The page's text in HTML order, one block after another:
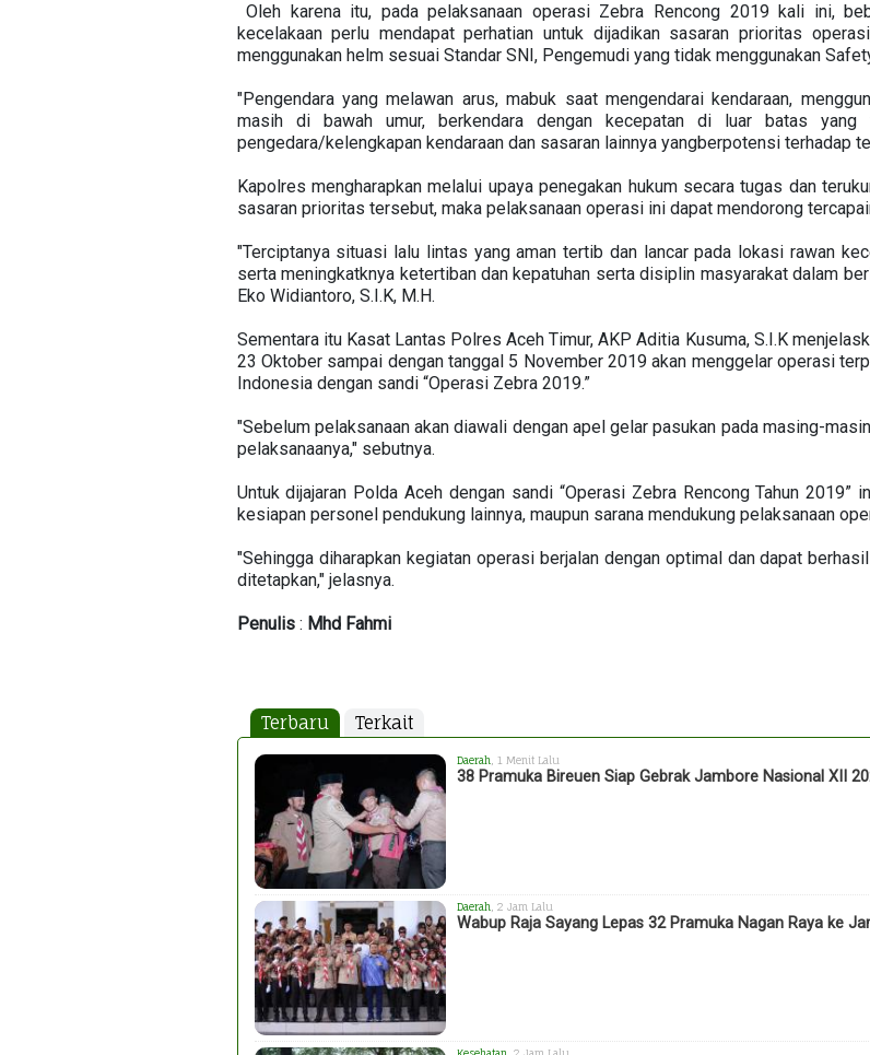
Oleh karena itu, pada pelaksanaan operasi Zebra Rencong 2019 kali ini,
kecelakaan perlu mendapat perhatian untuk dijadikan sasaran prioritas
menggunakan helm sesuai Standar SNI, Pengemudi yang tidak menggunakan
"Pengendara yang melawan arus, mabuk saat mengendarai kendaraan,
masih di bawah umur, berkendara dengan kecepatan di luar batas yang
pengedara/kelengkapan kendaraan dan sasaran lainnya yangberpotensi terhadap
Kapolres mengharapkan melalui upaya penegakan hukum secara tugas dan
sasaran prioritas tersebut, maka pelaksanaan operasi ini dapat mendorong
"Terciptanya situasi lalu lintas yang aman tertib dan lancar pada lokasi rawan
serta meningkatknya ketertiban dan kepatuhan serta disiplin masyarakat dalam
Eko Widiantoro, S.I.K, M.H.
Sementara itu Kasat Lantas Polres Aceh Timur, AKP Aditia Kusuma, S.I.K
23 Oktober sampai dengan tanggal 5 November 2019 akan menggelar operasi
Indonesia dengan sandi “Operasi Zebra 2019.”
"Sebelum pelaksanaan akan diawali dengan apel gelar pasukan pada masing-
pelaksanaanya," sebutnya.
Untuk dijajaran Polda Aceh dengan sandi “Operasi Zebra Rencong Tahun 2019”
kesiapan personel pendukung lainnya, maupun sarana mendukung pelaksanaan
"Sehingga diharapkan kegiatan operasi berjalan dengan optimal dan dapat
ditetapkan," jelasnya.
Penulis: Mhd Fahmi
Terbaru Terkait
Daerah , 1 Menit Lalu
38 Pramuka Bireuen Siap Gebrak Jambore Nasional XII
Daerah , 2 Jam Lalu
Wabup Raja Sayang Lepas 32 Pramuka Nagan Raya ke